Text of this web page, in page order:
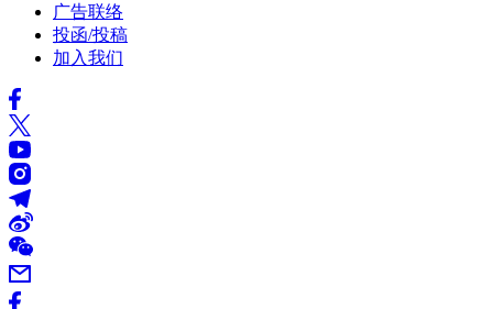
广告联络
投函/投稿
加入我们